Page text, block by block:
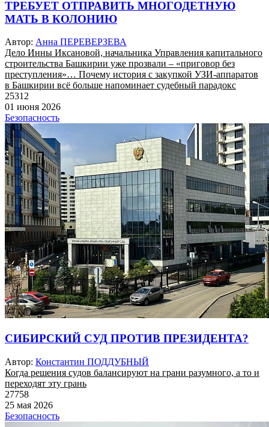
ТРЕБУЕТ ОТПРАВИТЬ МНОГОДЕТНУЮ
МАТЬ В КОЛОНИЮ
Автор: Анна ПЕРЕВЕРЗЕВА
Дело Инны Иксановой, начальника Управления капитального
строительства Башкирии уже прозвали – «приговор без
преступления»… Почему история с закупкой УЗИ-аппаратов
в Башкирии всё больше напоминает судебный парадокс
25312
01 июня 2026
Безопасность
СИБИРСКИЙ СУД ПРОТИВ ПРЕЗИДЕНТА?
Автор: Константин ПОДДУБНЫЙ
Когда решения судов балансируют на грани разумного, а то и
переходят эту грань
27758
25 мая 2026
Безопасность